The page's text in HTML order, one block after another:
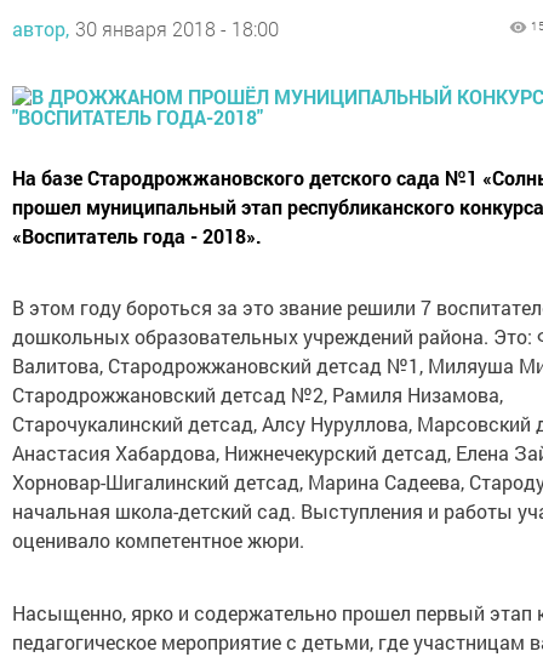
автор, 30 января 2018 - 18:00
На базе Стародрожжановского детского сада №1
прошел муниципальный этап республиканского конкурса
«Воспитатель года - 2018».
В этом году бороться за это звание решили 7
дошкольных образовательных учреждений района. Это:
Валитова, Стародрожжановский детсад №1, Миляуша
Стародрожжановский детсад №2, Рамиля Низамова,
Старочукалинский детсад, Алсу Нуруллова, Марсовский
Анастасия Хабардова, Нижнечекурский детсад, Елена
Хорновар-Шигалинский детсад, Марина Садеева,
начальная школа-детский сад. Выступления и работы
оценивало компетентное жюри.
Насыщенно, ярко и содержательно прошел первый этап
педагогическое мероприятие с детьми, где участницам